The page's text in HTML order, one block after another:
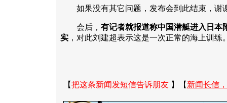
如果没有其它问题，发布会到此结束，谢
会后， 有记者就报道称中国潜艇进入日本
实，对此刘建超表示这是一次正常的海上训练
【把这条新闻发短信告诉朋友】【 新闻长信